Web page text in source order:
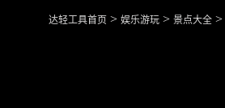
达轻工具首页 > 娱乐游玩 > 景点大全 >